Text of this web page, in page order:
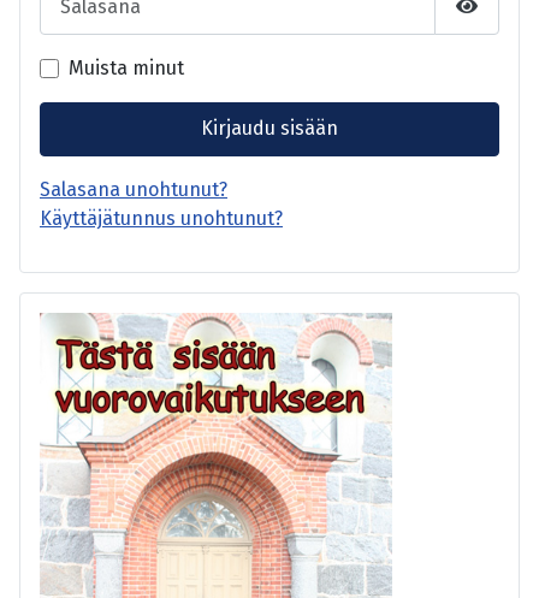
Näytä
Muista minut
Kirjaudu sisään
Salasana unohtunut?
Käyttäjätunnus unohtunut?